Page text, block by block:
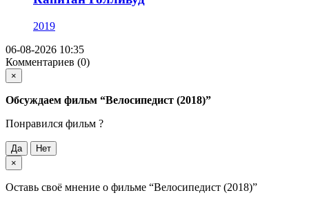
2019
06-08-2026 10:35
Комментариев (0)
×
Обсуждаем фильм “Велосипедист (2018)”
Понравился фильм ?
Да
Нет
×
Оставь своё мнение о фильме “Велосипедист (2018)”